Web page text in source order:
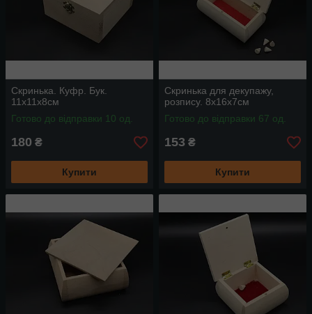
Скринька. Куфр. Бук.
11х11х8см
Готово до відправки 10 од.
180 ₴
Купити
Скринька для декупажу,
розпису. 8х16х7см
Готово до відправки 67 од.
153 ₴
Купити